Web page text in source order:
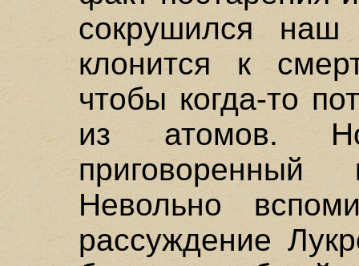
сокрушился
клонится к
чтобы когда-то
из атомов.
Невольно
рассуждение